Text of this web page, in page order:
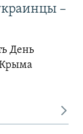
–
День